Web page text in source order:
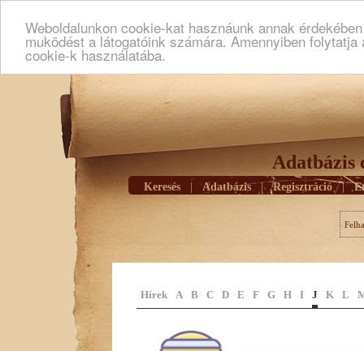
Weboldalunkon cookie-kat hasznáunk annak
muködést a látogatóink számára. Amennyiben
cookie-k használatába.
Adatbázis
Keresés Adatbázis | Regisztráció |
Hírek A B C D E F G H I J K L